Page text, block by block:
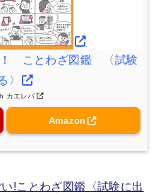
ことわざ図鑑 〈試験
〉
カエレバ
Amazon
!ことわざ図鑑〈試験に出